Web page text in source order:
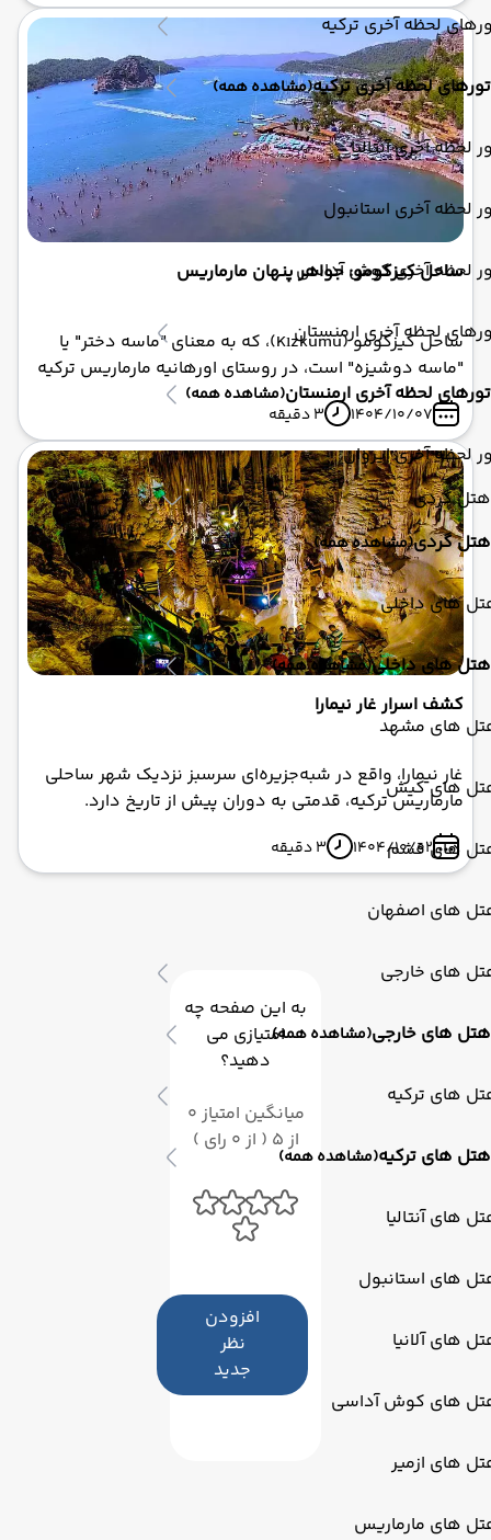
لحظه آخری ترکیه
تورهای لحظه آخری ترکیه(مشاهده همه)
لحظه آخری آنتالیا
لحظه آخری استانبول
لحظه آخری کوش آداسی
لحظه آخری ارمنستان
تورهای لحظه آخری ارمنستان(مشاهده همه)
لحظه آخری ایروان
هتل گردی
هتل گردی(مشاهده همه)
های داخلی
هتل های داخلی(مشاهده همه)
های مشهد
های کیش
های قشم
های اصفهان
های خارجی
هتل های خارجی(مشاهده همه)
های ترکیه
هتل های ترکیه(مشاهده همه)
های آنتالیا
های استانبول
های آلانیا
های کوش آداسی
های ازمیر
های مارماریس
فتحیه و گوجک است. این فرودگاه در فاصله حدود ۹۰ تا ۹۵
کیلومتری شرق مارماریس واقع شده و سالانه میلیون‌ها
گردشگر را که برای بهره‌مندی از سواحل فیروزه‌ای، کوه‌های
سرسبز و زندگی شبانه پرهیجان به این منطقه سفر می‌کنند،
پذیرا است.
ساحل کیزکومو: جواهر پنهان مارماریس
ساحل کیزکومو (Kızkumu)، که به معنای "ماسه دختر" یا
"ماسه دوشیزه" است، در روستای اورهانیه مارماریس ترکیه
قرار دارد و یکی از شگفت‌ انگیزترین پدیده‌های طبیعی جهان
است: یک مسیر شنی ۶۰۰ متری که دریا را به دو نیم تقسیم
می‌کند و اجازه می‌دهد روی آب قدم بزنید!
1404/10/07 3 دقیقه
کشف اسرار غار نیمارا
غار نیمارا، واقع در شبه‌جزیره‌ای سرسبز نزدیک شهر ساحلی
مارماریس ترکیه، قدمتی به دوران پیش از تاریخ دارد.
تحقیقات باستان‌شناسی نشان می‌دهد که این غار از حدود
۳۰۰۰ سال پیش از میلاد مسیح به عنوان مکانی مقدس برای
عبادت و برگزاری مراسم مذهبی استفاده می‌شده است. نام
"نیمارا" که از زبان محلی گرفته شده، به معنای "نیمه تاریک"
همخوانی دارد.
1404/10/02 3 دقیقه
به این صفحه چه
امتیازی می
دهید؟
میانگین امتیاز 0
از 5 ( از 0 رای )
افزودن
نظر
جدید